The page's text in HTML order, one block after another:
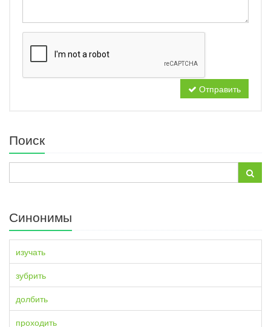
Отправить
Поиск
Синонимы
изучать
зубрить
долбить
проходить